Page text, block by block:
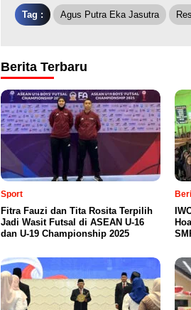
Tag : Agus Putra Eka Jasutra
Berita Terbaru
Sport
Fitra Fauzi dan Tita Rosita Terpilih
Jadi Wasit Futsal di ASEAN U-16
dan U-19 Championship 2025